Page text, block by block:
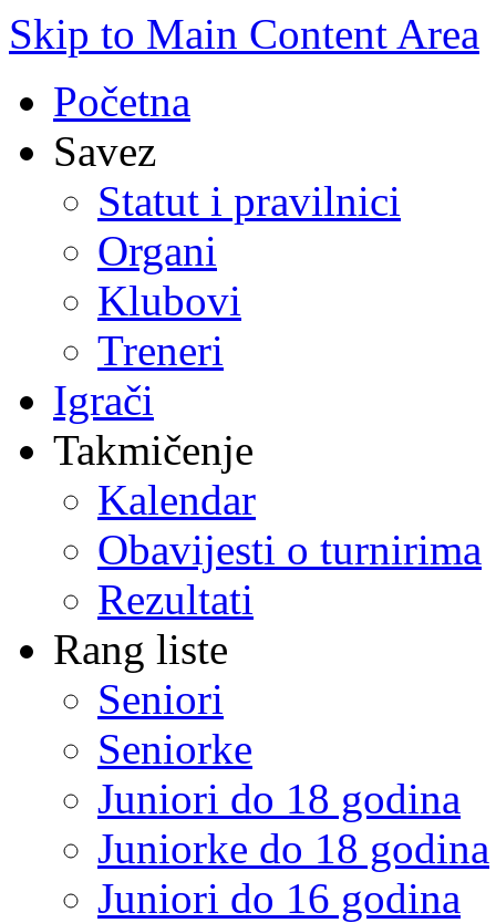
Skip to Main Content Area
Početna
Savez
Statut i pravilnici
Organi
Klubovi
Treneri
Igrači
Takmičenje
Kalendar
Obavijesti o turnirima
Rezultati
Rang liste
Seniori
Seniorke
Juniori do 18 godina
Juniorke do 18 godina
Juniori do 16 godina